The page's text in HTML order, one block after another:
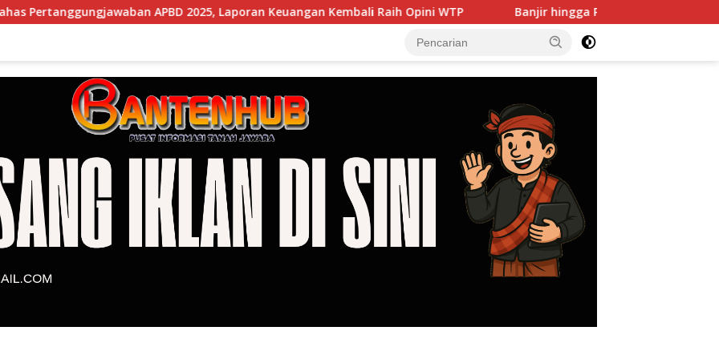
APBD 2025, Laporan Keuangan Kembali Raih Opini WTP Banjir hingga PJU Harus Jadi Prioritas, DPRD Dorong